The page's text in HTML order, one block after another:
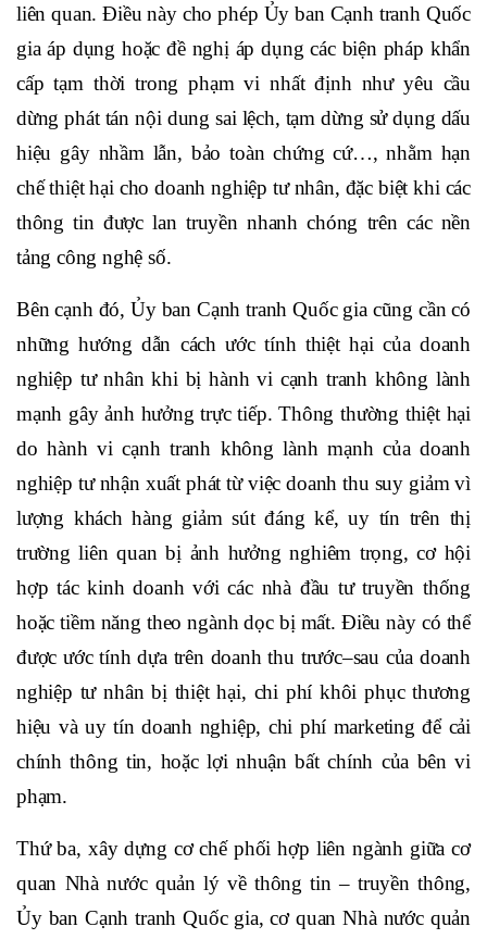
liên quan. Điều này cho phép Ủy ban Cạnh tranh Quốc
gia áp dụng hoặc đề nghị áp dụng các biện pháp khẩn
cấp tạm thời trong phạm vi nhất định như yêu cầu
dừng phát tán nội dung sai lệch, tạm dừng sử dụng dấu
hiệu gây nhầm lẫn, bảo toàn chứng cứ…, nhằm hạn
chế thiệt hại cho doanh nghiệp tư nhân, đặc biệt khi các
thông tin được lan truyền nhanh chóng trên các nền
tảng công nghệ số.
Bên cạnh đó, Ủy ban Cạnh tranh Quốc gia cũng cần có
những hướng dẫn cách ước tính thiệt hại của doanh
nghiệp tư nhân khi bị hành vi cạnh tranh không lành
mạnh gây ảnh hưởng trực tiếp. Thông thường thiệt hại
do hành vi cạnh tranh không lành mạnh của doanh
nghiệp tư nhận xuất phát từ việc doanh thu suy giảm vì
lượng khách hàng giảm sút đáng kể, uy tín trên thị
trường liên quan bị ảnh hưởng nghiêm trọng, cơ hội
hợp tác kinh doanh với các nhà đầu tư truyền thống
hoặc tiềm năng theo ngành dọc bị mất. Điều này có thể
được ước tính dựa trên doanh thu trước–sau của doanh
nghiệp tư nhân bị thiệt hại, chi phí khôi phục thương
hiệu và uy tín doanh nghiệp, chi phí marketing để cải
chính thông tin, hoặc lợi nhuận bất chính của bên vi
phạm.
Thứ ba, xây dựng cơ chế phối hợp liên ngành giữa cơ
quan Nhà nước quản lý về thông tin – truyền thông,
Ủy ban Cạnh tranh Quốc gia, cơ quan Nhà nước quản